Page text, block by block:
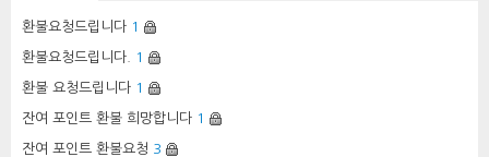
환불요청드립니다 1
환불요청드립니다. 1
환불 요청드립니다 1
잔여 포인트 환불 희망합니다 1
잔여 포인트 환불요청 3